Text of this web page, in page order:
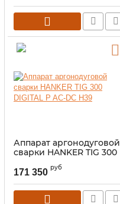
Аппарат аргонодуговой
сварки HANKER TIG 300
DIGITAL P AC-DC H39
171 350 руб